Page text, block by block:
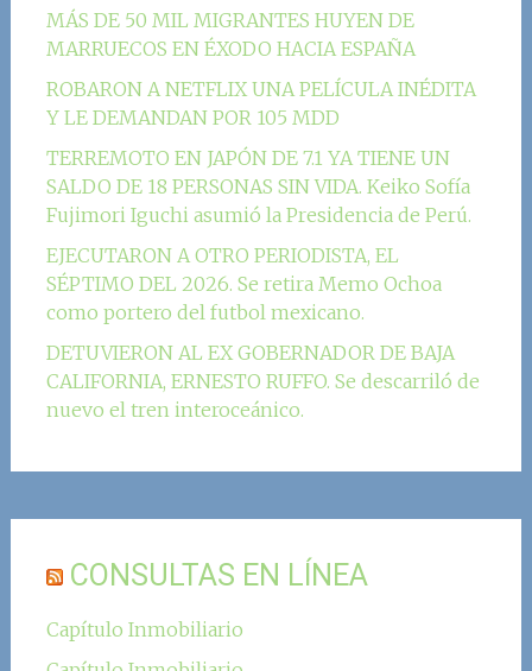
MÁS DE 50 MIL MIGRANTES HUYEN DE
MARRUECOS EN ÉXODO HACIA ESPAÑA
ROBARON A NETFLIX UNA PELÍCULA INÉDITA
Y LE DEMANDAN POR 105 MDD
TERREMOTO EN JAPÓN DE 7.1 YA TIENE UN
SALDO DE 18 PERSONAS SIN VIDA. Keiko Sofía
Fujimori Iguchi asumió la Presidencia de Perú.
EJECUTARON A OTRO PERIODISTA, EL
SÉPTIMO DEL 2026. Se retira Memo Ochoa
como portero del futbol mexicano.
DETUVIERON AL EX GOBERNADOR DE BAJA
CALIFORNIA, ERNESTO RUFFO. Se descarriló de
nuevo el tren interoceánico.
CONSULTAS EN LÍNEA
Capítulo Inmobiliario